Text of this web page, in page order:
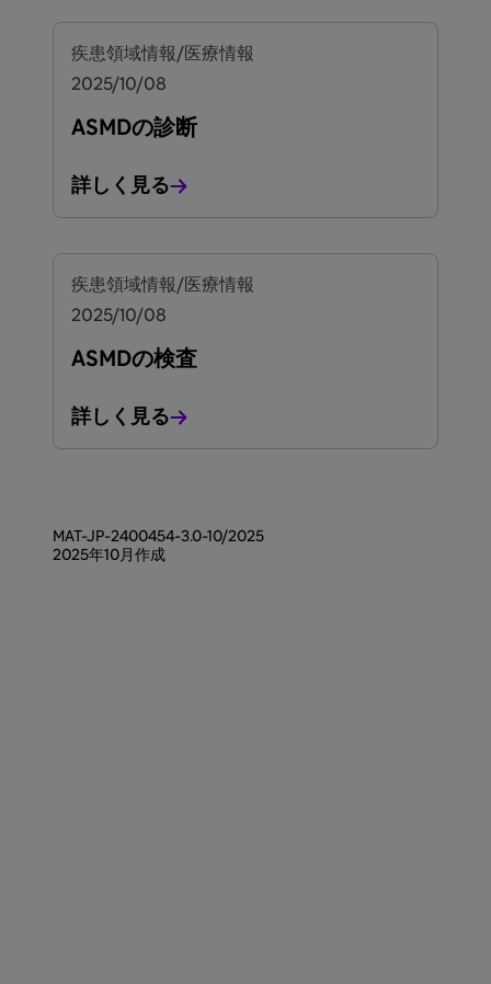
疾患領域情報/医療情報
2025/10/08
ASMDの診断
詳しく見る
疾患領域情報/医療情報
2025/10/08
ASMDの検査
詳しく見る
MAT-JP-2400454-3.0-10/2025
2025年10月作成